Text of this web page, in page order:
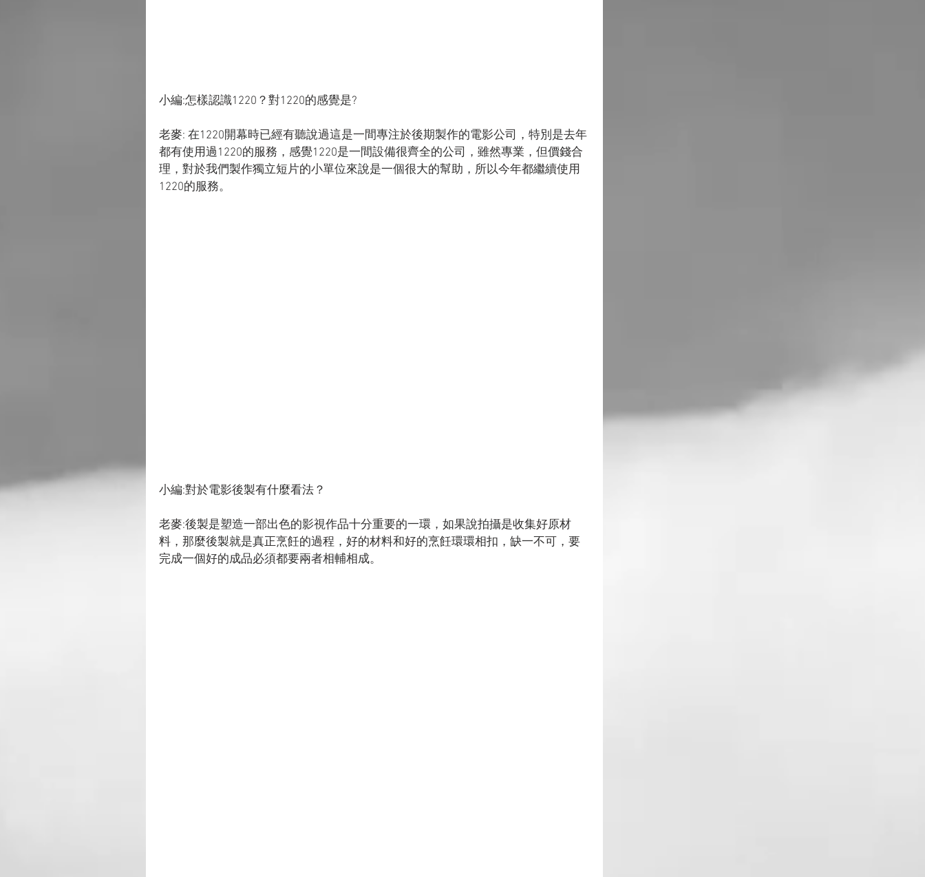
小編:怎樣認識1220？對1220的感覺是?
老麥: 在1220開幕時已經有聽說過這是一間專注於後期製作的電影公司，特別是去年
都有使用過1220的服務，感覺1220是一間設備很齊全的公司，雖然專業，但價錢合
理，對於我們製作獨立短片的小單位來說是一個很大的幫助，所以今年都繼續使用
1220的服務。
小編:對於電影後製有什麼看法？
老麥:後製是塑造一部出色的影視作品十分重要的一環，如果說拍攝是收集好原材
料，那麼後製就是真正烹飪的過程，好的材料和好的烹飪環環相扣，缺一不可，要
完成一個好的成品必須都要兩者相輔相成。